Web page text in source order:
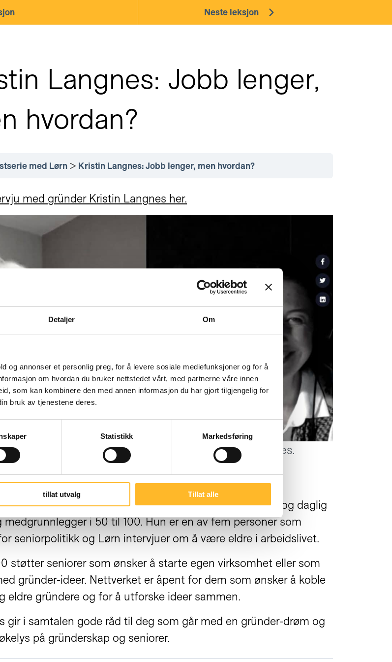
Detaljer Om
og annonser et personlig preg, for å levere sosiale mediefunksjoner og for å
om hvordan du bruker nettstedet vårt, med partnerne våre innen
som kan kombinere den med annen informasjon du har gjort tilgjengelig for
bruk av tjenestene deres.
Statistikk Markedsføring
tillat utvalg Tillat alle
Neste leksjon
Langnes: Jobb lenger,
hvordan?
med Lørn Kristin Langnes: Jobb lenger, men hvordan?
med gründer Kristin Langnes her.
Langnes blir intervjuet til podkast med Lørns Silvija Seres.
er daglig leder og grunnlegger avSISU Business
og daglig
medgrunnlegger i 50 til 100. Hun er en av fem personer som
seniorpolitikk og Lørn intervjuer om å være eldre i arbeidslivet.
støtter seniorer som ønsker å starte egen virksomhet eller som
gründer-ideer. Nettverket er åpent for dem som ønsker å koble
eldre gründere og for å utforske ideer sammen.
gir i samtalen gode råd til deg som går med en gründer-drøm og
på gründerskap og seniorer.